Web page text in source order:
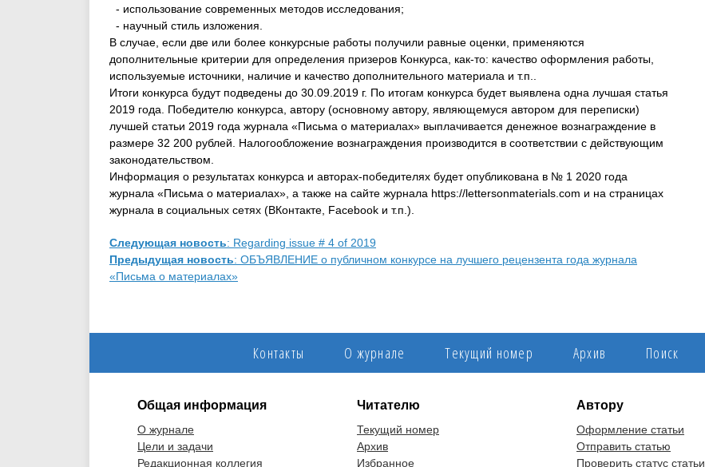
- использование современных методов исследования;
- научный стиль изложения.
В случае, если две или более конкурсные работы получили равные оценки, применяются
дополнительные критерии для определения призеров Конкурса, как-то: качество оформления работы,
используемые источники, наличие и качество дополнительного материала и т.п..
Итоги конкурса будут подведены до 30.09.2019 г. По итогам конкурса будет выявлена одна лучшая статья
2019 года. Победителю конкурса, автору (основному автору, являющемуся автором для переписки)
лучшей статьи 2019 года журнала «Письма о материалах» выплачивается денежное вознаграждение в
размере 32 200 рублей. Налогообложение вознаграждения производится в соответствии с действующим
законодательством.
Информация о результатах конкурса и авторах-победителях будет опубликована в № 1 2020 года
журнала «Письма о материалах», а также на сайте журнала https://lettersonmaterials.com и на страницах
журнала в социальных сетях (ВКонтакте, Facebook и т.п.).
Следующая новость: Regarding issue # 4 of 2019
Предыдущая новость: ОБЪЯВЛЕНИЕ о публичном конкурсе на лучшего рецензента года журнала
«Письма о материалах»
Контакты О журнале Текущий номер Архив Поиск
Общая информация
О журнале
Цели и задачи
Редакционная коллегия
Читателю
Текущий номер
Архив
Избранное
Автору
Оформление статьи
Отправить статью
Проверить статус статьи